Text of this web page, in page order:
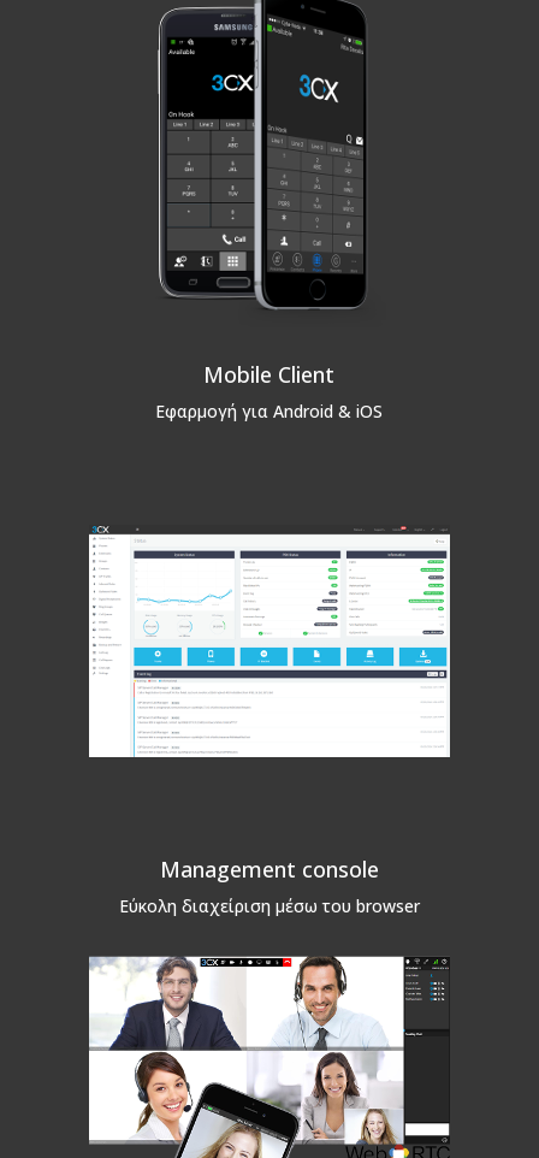
Mobile Client
Εφαρμογή για Android & iOS
Management console
Εύκολη διαχείριση μέσω του browser